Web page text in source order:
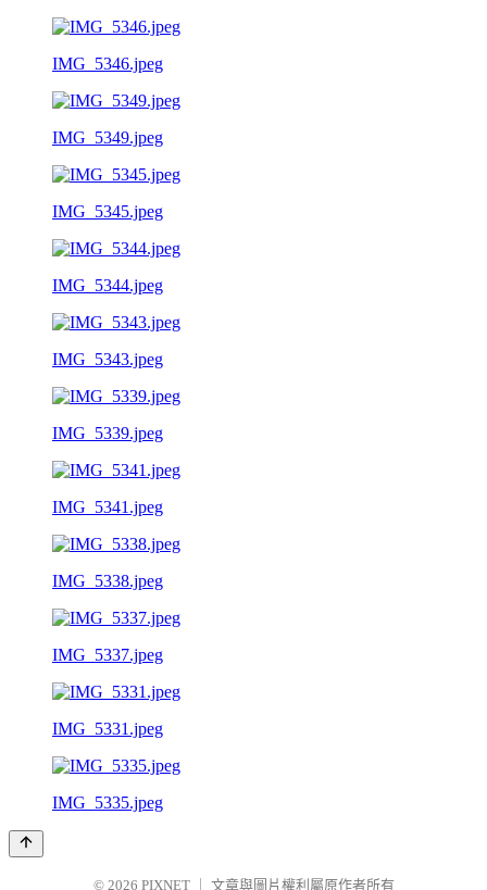
IMG_5346.jpeg
IMG_5349.jpeg
IMG_5345.jpeg
IMG_5344.jpeg
IMG_5343.jpeg
IMG_5339.jpeg
IMG_5341.jpeg
IMG_5338.jpeg
IMG_5337.jpeg
IMG_5331.jpeg
IMG_5335.jpeg
© 2026 PIXNET 文章與圖片權利屬原作者所有